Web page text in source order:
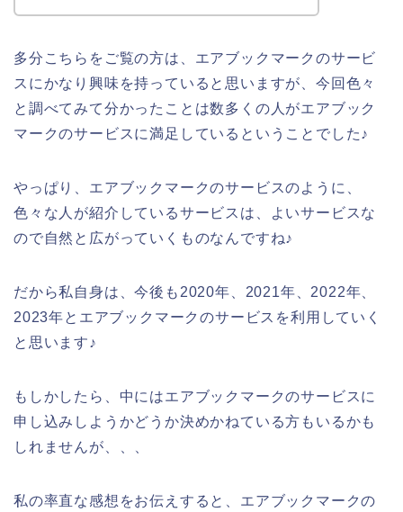
多分こちらをご覧の方は、エアブックマークのサービ
スにかなり興味を持っていると思いますが、今回色々
と調べてみて分かったことは数多くの人がエアブック
マークのサービスに満足しているということでした♪
やっぱり、エアブックマークのサービスのように、
色々な人が紹介しているサービスは、よいサービスな
ので自然と広がっていくものなんですね♪
だから私自身は、今後も2020年、2021年、2022年、
2023年とエアブックマークのサービスを利用していく
と思います♪
もしかしたら、中にはエアブックマークのサービスに
申し込みしようかどうか決めかねている方もいるかも
しれませんが、、、
私の率直な感想をお伝えすると、エアブックマークの